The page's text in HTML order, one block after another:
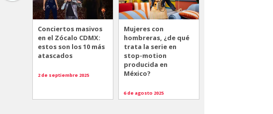
Conciertos masivos
en el Zócalo CDMX:
estos son los 10 más
atascados
2 de septiembre 2025
Mujeres con
hombreras, ¿de qué
trata la serie en
stop-motion
producida en
México?
6 de agosto 2025